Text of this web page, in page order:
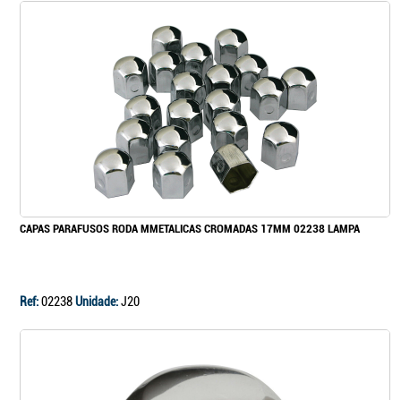
CAPAS PARAFUSOS RODA MMETALICAS CROMADAS 17MM 02238 LAMPA
Ref:02238Unidade:J20